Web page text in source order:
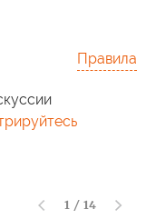
Правила
1 / 14